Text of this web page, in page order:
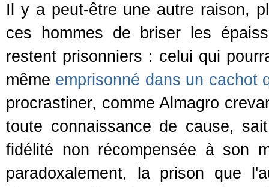
Il y a peut-être une autre raison,
ces hommes de briser les
restent prisonniers : celui qui
même emprisonné dans un cachot
procrastiner, comme Almagro
toute connaissance de cause,
fidélité non récompensée à son
paradoxalement, la prison que